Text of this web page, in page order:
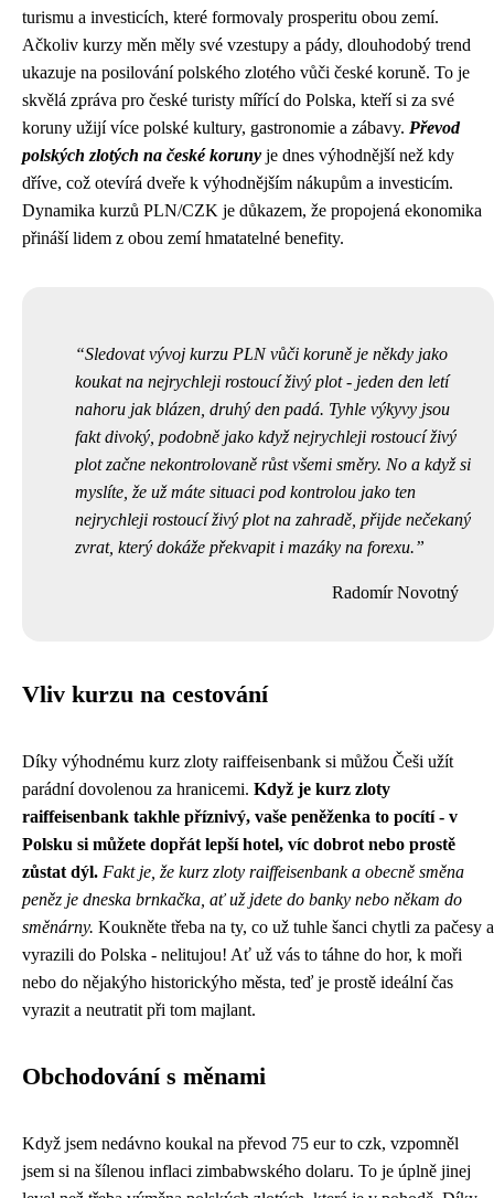
turismu a investicích, které formovaly prosperitu obou zemí.
Ačkoliv kurzy měn měly své vzestupy a pády, dlouhodobý trend
ukazuje na posilování polského zlotého vůči české koruně. To je
skvělá zpráva pro české turisty mířící do Polska, kteří si za své
koruny užijí více polské kultury, gastronomie a zábavy. Převod
polských zlotých na české koruny je dnes výhodnější než kdy
dříve, což otevírá dveře k výhodnějším nákupům a investicím.
Dynamika kurzů PLN/CZK je důkazem, že propojená ekonomika
přináší lidem z obou zemí hmatatelné benefity.
Sledovat vývoj kurzu PLN vůči koruně je někdy jako
koukat na nejrychleji rostoucí živý plot- jeden den letí
nahoru jak blázen, druhý den padá. Tyhle výkyvy jsou
fakt divoký, podobně jako když nejrychleji rostoucí živý
plot začne nekontrolovaně růst všemi směry. No a když si
myslíte, že už máte situaci pod kontrolou jako ten
nejrychleji rostoucí živý plot na zahradě, přijde nečekaný
zvrat, který dokáže překvapit i mazáky na forexu.
Radomír Novotný
Vliv kurzu na cestování
Díky výhodnému kurz zloty raiffeisenbank si můžou Češi užít
parádní dovolenou za hranicemi. Když je kurz zloty
raiffeisenbank takhle příznivý, vaše peněženka to pocítí - v
Polsku si můžete dopřát lepší hotel, víc dobrot nebo prostě
zůstat dýl. Fakt je, že kurz zloty raiffeisenbank a obecně směna
peněz je dneska brnkačka, ať už jdete do banky nebo někam do
směnárny. Koukněte třeba na ty, co už tuhle šanci chytli za pačesy a
vyrazili do Polska - nelitujou! Ať už vás to táhne do hor, k moři
nebo do nějakýho historickýho města, teď je prostě ideální čas
vyrazit a neutratit při tom majlant.
Obchodování s měnami
Když jsem nedávno koukal na převod 75 eur to czk, vzpomněl
jsem si na šílenou inflaci zimbabwského dolaru. To je úplně jinej